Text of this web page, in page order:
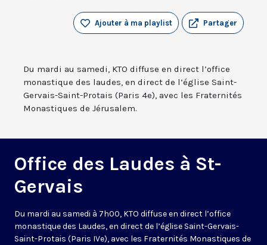
Partager
Ajouter à ma playlist
Du mardi au samedi, KTO diffuse en direct l’office
monastique des laudes, en direct de l’église Saint-
Gervais-Saint-Protais (Paris 4e), avec les Fraternités
Monastiques de Jérusalem.
Office des Laudes à St-
Gervais
Du mardi au samedi à 7h00, KTO diffuse en direct l’office
monastique des Laudes, en direct de l’église Saint-Gervais-
Saint-Protais (Paris IVe), avec les Fraternités Monastiques de